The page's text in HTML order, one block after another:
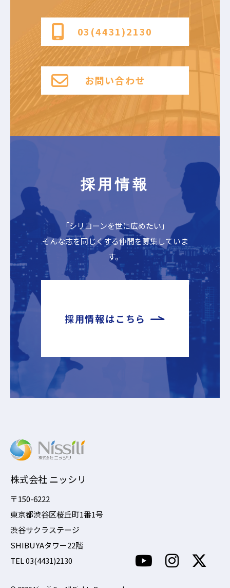
03(4431)2130
お問い合わせ
採用情報
「シリコーンを世に広めたい」
そんな志を同じくする仲間を募集していま
す。
採用情報はこちら
株式会社 ニッシリ
〒150-6222
東京都渋谷区桜丘町1番1号
渋谷サクラステージ
SHIBUYAタワー22階
TEL 03(4431)2130